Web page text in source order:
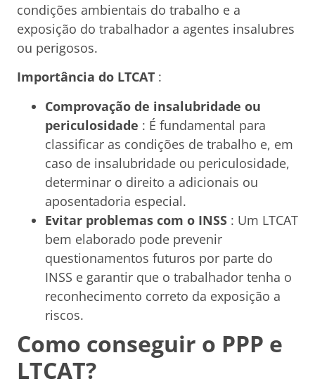
condições ambientais do trabalho e a
exposição do trabalhador a agentes insalubres
ou perigosos.
Importância do LTCAT :
Comprovação de insalubridade ou
periculosidade : É fundamental para
classificar as condições de trabalho e, em
caso de insalubridade ou periculosidade,
determinar o direito a adicionais ou
aposentadoria especial.
Evitar problemas com o INSS : Um LTCAT
bem elaborado pode prevenir
questionamentos futuros por parte do
INSS e garantir que o trabalhador tenha o
reconhecimento correto da exposição a
riscos.
Como conseguir o PPP e
LTCAT?